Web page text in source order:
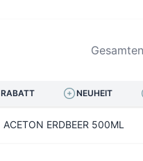
Gesamten
RABATT NEUHEIT
ACETON ERDBEER 500ML